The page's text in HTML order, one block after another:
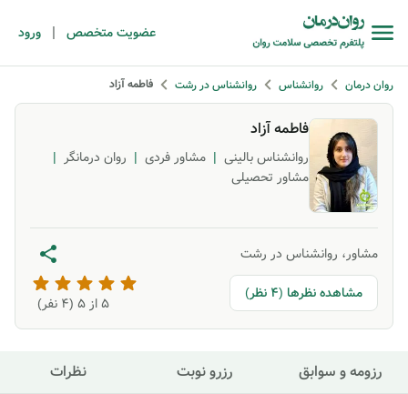
عضویت متخصص | ورود
روان درمان روانشناس روانشناس در رشت فاطمه آزاد
فاطمه آزاد
روانشناس بالینی | مشاور فردی | روان درمانگر |
مشاور تحصیلی
مشاور، روانشناس در رشت
مشاهده نظرها (4 نظر)
5از ۵ ( 4 نفر)
رزومه و سوابق رزرو نوبت نظرات